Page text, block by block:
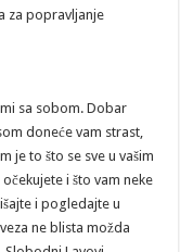
za popravljanje
sa sobom. Dobar
doneće vam strast,
je to što se sve u vašim
i što vam neke
i pogledajte u
ne blista možda